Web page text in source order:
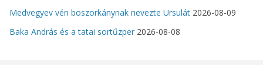
Medvegyev vén boszorkánynak nevezte Ursulát 2026-08-09
Baka András és a tatai sortűzper 2026-08-08